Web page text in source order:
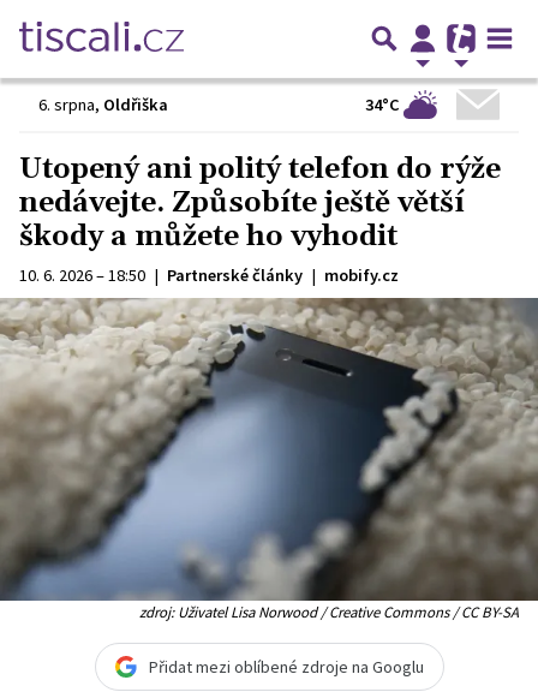
6. srpna, Oldřiška 34°C
Utopený ani politý telefon do rýže
nedávejte. Způsobíte ještě větší
škody a můžete ho vyhodit
10. 6. 2026 – 18:50 | Partnerské články | mobify.cz
zdroj: Uživatel Lisa Norwood / Creative Commons / CC BY-SA
Přidat mezi oblíbené zdroje na Googlu